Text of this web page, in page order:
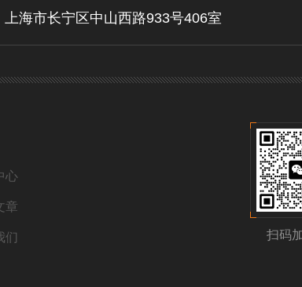
上海市长宁区中山西路933号406室
心
章
们 扫码